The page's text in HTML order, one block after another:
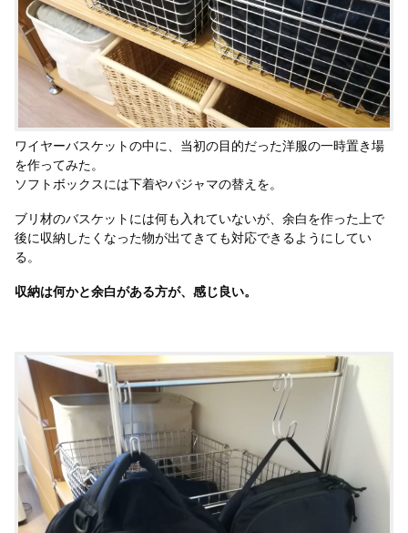
ワイヤーバスケットの中に、当初の目的だった洋服の一時置き場
を作ってみた。
ソフトボックスには下着やパジャマの替えを。
ブリ材のバスケットには何も入れていないが、余白を作った上で
後に収納したくなった物が出てきても対応できるようにしてい
る。
収納は何かと余白がある方が、感じ良い。